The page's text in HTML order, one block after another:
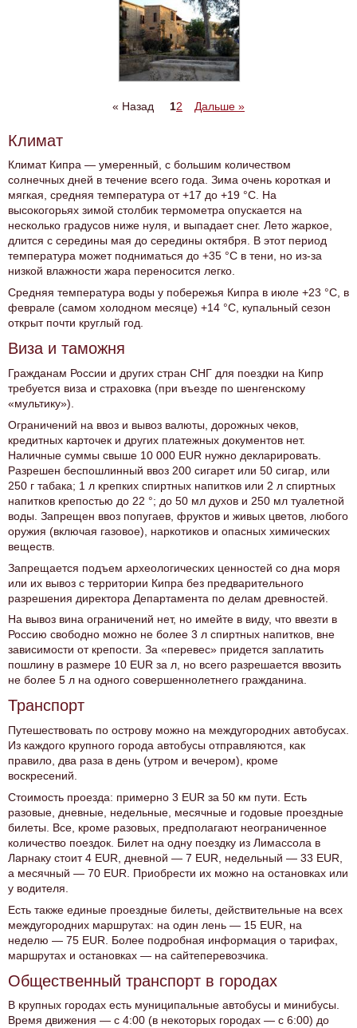
« Назад 12 Дальше »
Климат
Климат Кипра — умеренный, с большим количеством
солнечных дней в течение всего года. Зима очень короткая и
мягкая, средняя температура от +17 до +19 °C. На
высокогорьях зимой столбик термометра опускается на
несколько градусов ниже нуля, и выпадает снег. Лето жаркое,
длится с середины мая до середины октября. В этот период
температура может подниматься до +35 °C в тени, но из-за
низкой влажности жара переносится легко.
Средняя температура воды у побережья Кипра в июле +23 °C, в
феврале (самом холодном месяце) +14 °C, купальный сезон
открыт почти круглый год.
Виза и таможня
Гражданам России и других стран СНГ для поездки на Кипр
требуется виза и страховка (при въезде по шенгенскому
«мультику»).
Ограничений на ввоз и вывоз валюты, дорожных чеков,
кредитных карточек и других платежных документов нет.
Наличные суммы свыше 10 000 EUR нужно декларировать.
Разрешен беспошлинный ввоз 200 сигарет или 50 сигар, или
250 г табака; 1 л крепких спиртных напитков или 2 л спиртных
напитков крепостью до 22 °; до 50 мл духов и 250 мл туалетной
воды. Запрещен ввоз попугаев, фруктов и живых цветов, любого
оружия (включая газовое), наркотиков и опасных химических
веществ.
Запрещается подъем археологических ценностей со дна моря
или их вывоз с территории Кипра без предварительного
разрешения директора Департамента по делам древностей.
На вывоз вина ограничений нет, но имейте в виду, что ввезти в
Россию свободно можно не более 3 л спиртных напитков, вне
зависимости от крепости. За «перевес» придется заплатить
пошлину в размере 10 EUR за л, но всего разрешается ввозить
не более 5 л на одного совершеннолетнего гражданина.
Транспорт
Путешествовать по острову можно на междугородних автобусах.
Из каждого крупного города автобусы отправляются, как
правило, два раза в день (утром и вечером), кроме
воскресений.
Стоимость проезда: примерно 3 EUR за 50 км пути. Есть
разовые, дневные, недельные, месячные и годовые проездные
билеты. Все, кроме разовых, предполагают неограниченное
количество поездок. Билет на одну поездку из Лимассола в
Ларнаку стоит 4 EUR, дневной — 7 EUR, недельный — 33 EUR,
а месячный — 70 EUR. Приобрести их можно на остановках или
у водителя.
Есть также единые проездные билеты, действительные на всех
междугородних маршрутах: на один лень — 15 EUR, на
неделю — 75 EUR. Более подробная информация о тарифах,
маршрутах и остановках — на сайтеперевозчика.
Общественный транспорт в городах
В крупных городах есть муниципальные автобусы и минибусы.
Время движения — с 4:00 (в некоторых городах — с 6:00) до